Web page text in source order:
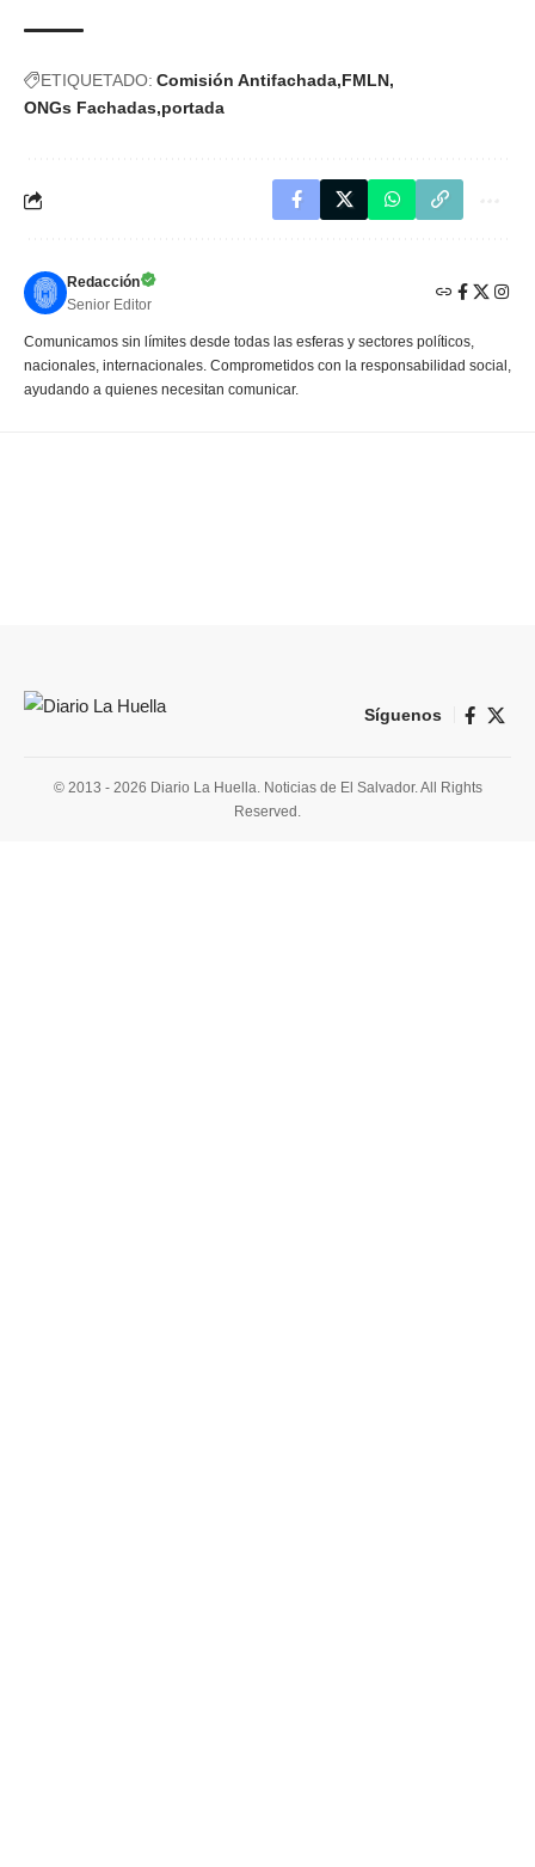
ETIQUETADO: Comisión Antifachada FMLN
ONGs Fachadas portada
Redacción
Senior Editor
Comunicamos sin límites desde todas las esferas y sectores políticos,
nacionales, internacionales. Comprometidos con la responsabilidad social,
ayudando a quienes necesitan comunicar.
Síguenos
© 2013 - 2026 Diario La Huella. Noticias de El Salvador. All Rights
Reserved.